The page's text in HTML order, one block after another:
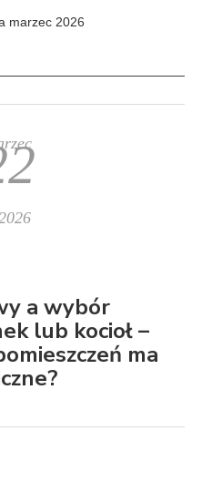
marzec 2026
a wybór
lub kocioł –
ma